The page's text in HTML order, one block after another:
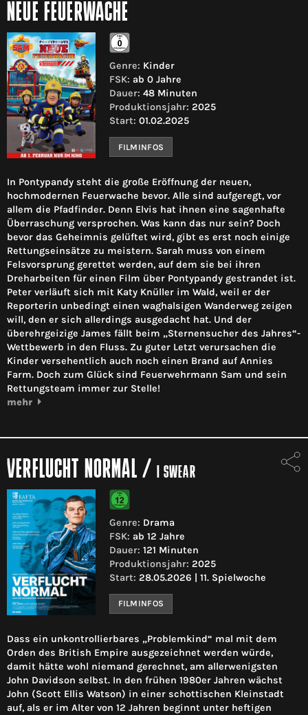
NEUE FEUERWACHE
Genre: Kinder
FSK: ab 0 Jahre
Dauer: 48 Minuten
Produktionsjahr: 2025
Start: 01.02.2025
FILMINFOS
In Pontypandy steht die große Eröffnung der neuen,
hochmodernen Feuerwache bevor. Alle sind aufgeregt, vor
allem die Pfadfinder. Denn Elvis hat ihnen eine sagenhafte
Überraschung versprochen. Was kann das nur sein? Doch
bevor das Geheimnis gelüftet wird, gibt es erst noch einige
Rettungseinsätze zu meistern. Sarah muss von einem
Felsvorsprung gerettet werden, auf dem sie bei ihren
Dreharbeiten für einen Film über Pontypandy gestrandet ist.
Peter verläuft sich mit Katy Knüller im Wald, weil er der
Reporterin unbedingt einen waghalsigen Wanderweg zeigen
will, den er sich allerdings ausgedacht hat. Und der
überehrgeizige James fällt beim „Sternensucher des Jahres“-
Wettbewerb in den Fluss. Zu guter Letzt verursachen die
Kinder versehentlich auch noch einen Brand auf Annies
Farm. Doch zum Glück sind Feuerwehrmann Sam und sein
Rettungsteam immer zur Stelle!
mehr
VERFLUCHT NORMAL / I SWEAR
Genre: Drama
FSK: ab 12 Jahre
Dauer: 121 Minuten
Produktionsjahr: 2025
Start: 28.05.2026 | 11. Spielwoche
FILMINFOS
Dass ein unkontrollierbares „Problemkind“ mal mit dem
Orden des British Empire ausgezeichnet werden würde,
damit hätte wohl niemand gerechnet, am allerwenigsten
John Davidson selbst. In den frühen 1980er Jahren wächst
John (Scott Ellis Watson) in einer schottischen Kleinstadt
auf, als er im Alter von 12 Jahren beginnt unter heftigen